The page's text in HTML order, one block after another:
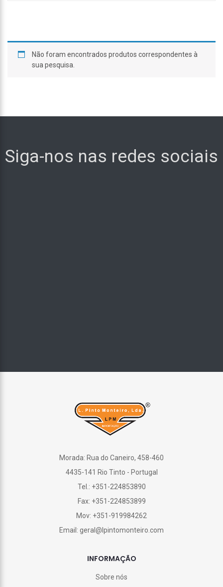
Não foram encontrados produtos correspondentes à
sua pesquisa.
Siga-nos nas redes sociais
Morada: Rua do Caneiro, 458-460
4435-141 Rio Tinto - Portugal
Tel.: +351-224853890
Fax: +351-224853899
Mov: +351-919984262
Email: geral@lpintomonteiro.com
INFORMAÇÃO
Sobre nós